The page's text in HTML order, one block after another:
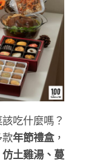
吃什麼嗎？
款年節禮盒，
土雞湯、蔓